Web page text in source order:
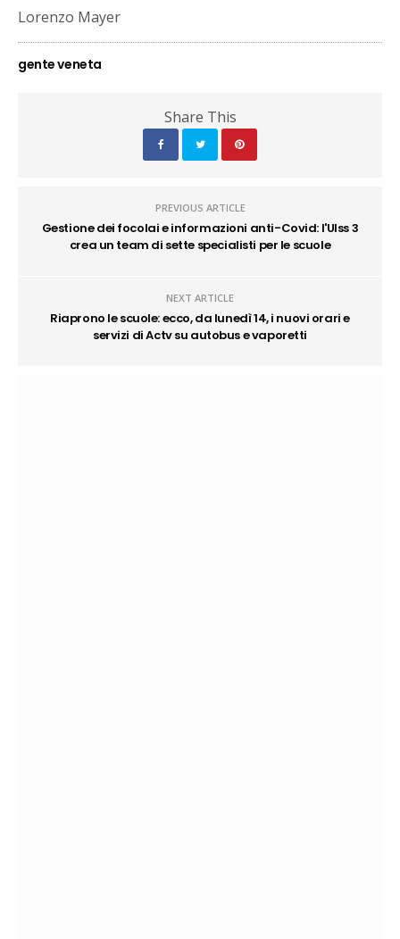
Lorenzo Mayer
gente veneta
Share This
PREVIOUS ARTICLE
Gestione dei focolai e informazioni anti-Covid: l'Ulss 3
crea un team di sette specialisti per le scuole
NEXT ARTICLE
Riaprono le scuole: ecco, da lunedì 14, i nuovi orari e
servizi di Actv su autobus e vaporetti